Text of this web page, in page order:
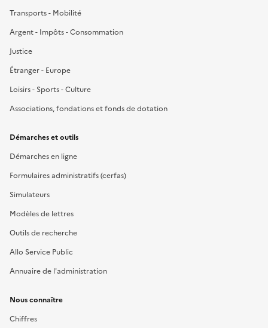
Transports - Mobilité
Argent - Impôts - Consommation
Justice
Étranger - Europe
Loisirs - Sports - Culture
Associations, fondations et fonds de dotation
Démarches et outils
Démarches en ligne
Formulaires administratifs (cerfas)
Simulateurs
Modèles de lettres
Outils de recherche
Allo Service Public
Annuaire de l'administration
Nous connaître
Chiffres